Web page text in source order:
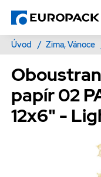
Úvod / Zima, Vánoce
papír 02
12x6" -